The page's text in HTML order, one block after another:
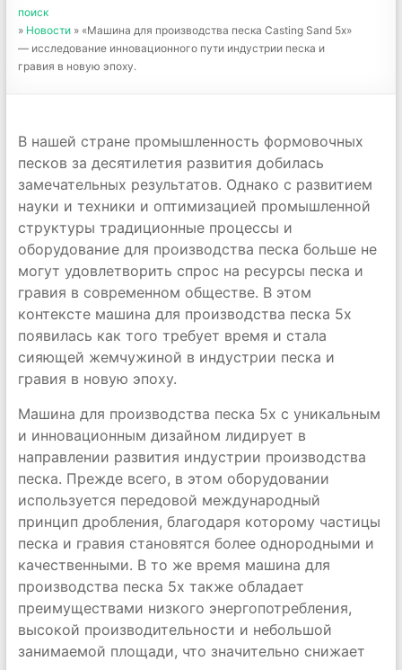
поиск
» Новости» «Машина для производства песка Casting Sand 5x»
— исследование инновационного пути индустрии песка и
гравия в новую эпоху.
В нашей стране промышленность формовочных
песков за десятилетия развития добилась
замечательных результатов. Однако с развитием
науки и техники и оптимизацией промышленной
структуры традиционные процессы и
оборудование для производства песка больше не
могут удовлетворить спрос на ресурсы песка и
гравия в современном обществе. В этом
контексте машина для производства песка 5x
появилась как того требует время и стала
сияющей жемчужиной в индустрии песка и
гравия в новую эпоху.
Машина для производства песка 5x с уникальным
и инновационным дизайном лидирует в
направлении развития индустрии производства
песка. Прежде всего, в этом оборудовании
используется передовой международный
принцип дробления, благодаря которому частицы
песка и гравия становятся более однородными и
качественными. В то же время машина для
производства песка 5x также обладает
преимуществами низкого энергопотребления,
высокой производительности и небольшой
занимаемой площади, что значительно снижает